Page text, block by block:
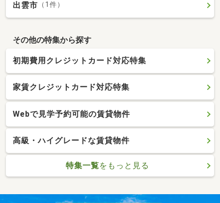
出雲市 （1件）
その他の特集から探す
初期費用クレジットカード対応特集
家賃クレジットカード対応特集
Webで見学予約可能の賃貸物件
高級・ハイグレードな賃貸物件
特集一覧をもっと見る